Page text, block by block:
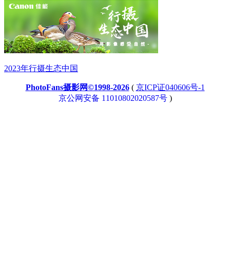
2023年行摄生态中国
PhotoFans摄影网©1998-2026( 京ICP证040606号-1
京公网安备 11010802020587号)